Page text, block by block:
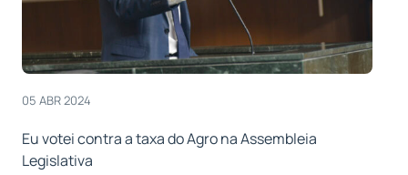
05 ABR 2024
Eu votei contra a taxa do Agro na Assembleia
Legislativa